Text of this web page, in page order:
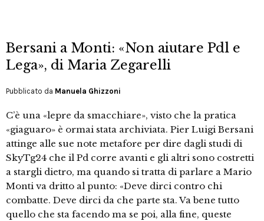
Bersani a Monti: «Non aiutare Pdl e
Lega», di Maria Zegarelli
Pubblicato da Manuela Ghizzoni
C’è una «lepre da smacchiare», visto che la pratica
«giaguaro» è ormai stata archiviata. Pier Luigi Bersani
attinge alle sue note metafore per dire dagli studi di
SkyTg24 che il Pd corre avanti e gli altri sono costretti
a stargli dietro, ma quando si tratta di parlare a Mario
Monti va dritto al punto: «Deve dirci contro chi
combatte. Deve dirci da che parte sta. Va bene tutto
quello che sta facendo ma se poi, alla fine, queste